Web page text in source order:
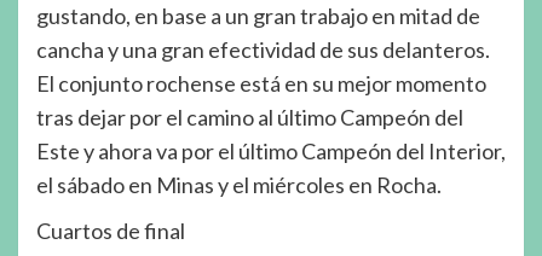
gustando, en base a un gran trabajo en mitad de
cancha y una gran efectividad de sus delanteros.
El conjunto rochense está en su mejor momento
tras dejar por el camino al último Campeón del
Este y ahora va por el último Campeón del Interior,
el sábado en Minas y el miércoles en Rocha.
Cuartos de final